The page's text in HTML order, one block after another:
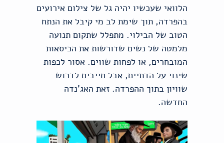
הלוואי שעכשיו יהיה גל של צילום אירועים
בהפרדה, תוך שימת לב מי קיבל את הנתח
הטוב של הבילוי. מתפלל שתקום תנועה
מלמטה של נשים שדורשות את הכיסאות
המובחרים, או לפחות שווים. אסור לכפות
שינוי על הדתיים, אבל חייבים לדרוש
שוויון בתוך ההפרדה. זאת האג'נדה
החדשה.